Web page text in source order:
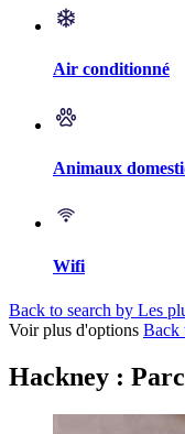
Air conditionné
Animaux
Wifi
Back to search by Les
Voir plus d'options Back
Hackney :